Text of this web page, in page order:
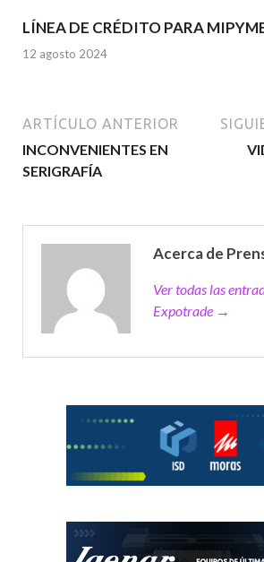
LÍNEA DE CRÉDITO PARA
12 agosto 2024
ARTÍCULO ANTERIOR
INCONVENIENTES EN
SERIGRAFÍA
Acerca de
Ver todas las
Expotrade →